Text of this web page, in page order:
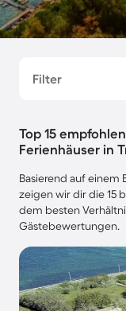
Filter
Top 15
Ferienhäuser in
Basierend auf einem
zeigen wir dir die 15
dem besten
Gästebewertungen.